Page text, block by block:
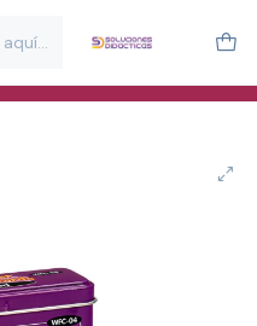
para aulas, terapeutas y